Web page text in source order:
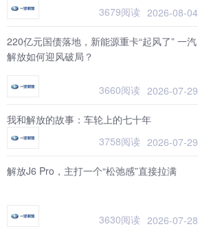
3679阅读 2026-08-04
220亿元国债落地，新能源重卡“起风了” 一汽
解放如何迎风破局？
3660阅读 2026-07-29
我和解放的故事：车轮上的七十年
3758阅读 2026-07-29
解放J6 Pro，主打一个“松弛感”直接拉满
3630阅读 2026-07-28